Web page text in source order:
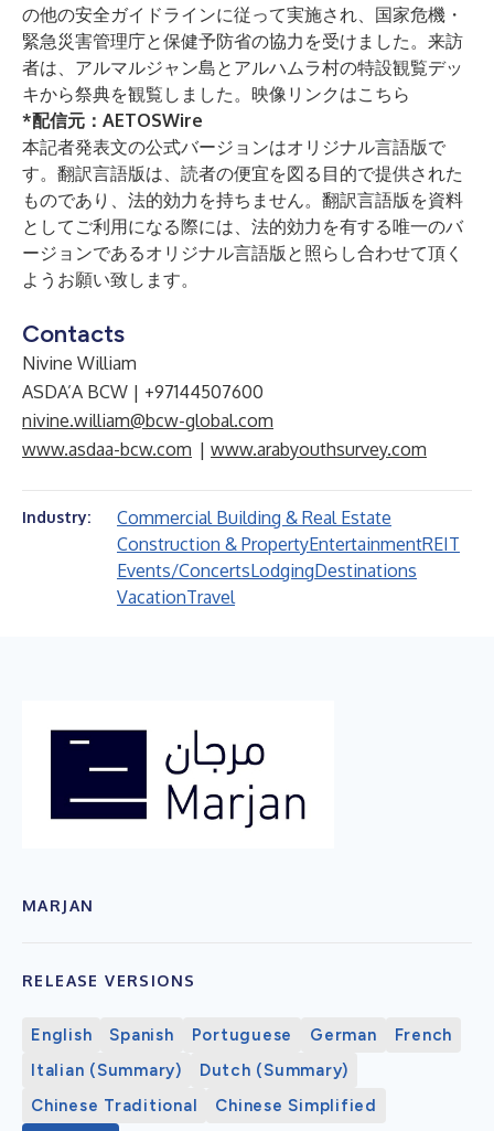
の他の安全ガイドラインに従って実施され、国家危機・
緊急災害管理庁と保健予防省の協力を受けました。来訪
者は、アルマルジャン島とアルハムラ村の特設観覧デッ
キから祭典を観覧しました。映像リンクはこちら
*配信元： AETOSWire
本記者発表文の公式バージョンはオリジナル言語版で
す。翻訳言語版は、読者の便宜を図る目的で提供された
ものであり、法的効力を持ちません。翻訳言語版を資料
としてご利用になる際には、法的効力を有する唯一のバ
ージョンであるオリジナル言語版と照らし合わせて頂く
ようお願い致します。
Contacts
Nivine William
ASDA’A BCW | +97144507600
nivine.william@bcw-global.com
www.asdaa-bcw.com | www.arabyouthsurvey.com
Industry:
Commercial Building & Real Estate
Construction & PropertyEntertainmentREIT
Events/ConcertsLodgingDestinations
VacationTravel
MARJAN
RELEASE VERSIONS
English Spanish Portuguese German
French
Italian (Summary)
Dutch (Summary)
Chinese Traditional
Chinese Simplified